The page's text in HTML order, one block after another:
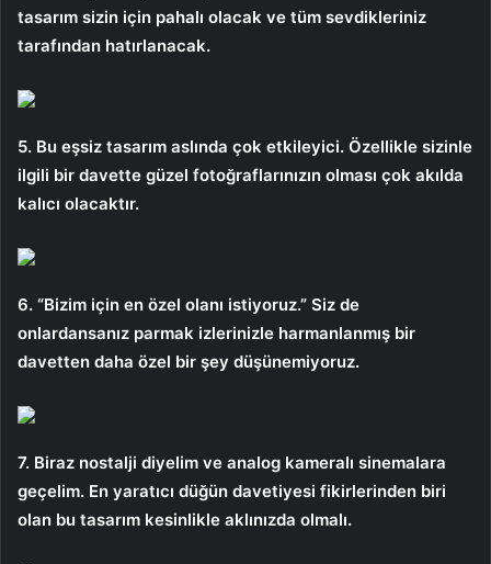
tasarım sizin için pahalı olacak ve tüm sevdikleriniz
tarafından hatırlanacak.
5. Bu eşsiz tasarım aslında çok etkileyici. Özellikle sizinle
ilgili bir davette güzel fotoğraflarınızın olması çok akılda
kalıcı olacaktır.
6. “Bizim için en özel olanı istiyoruz.” Siz de
onlardansanız parmak izlerinizle harmanlanmış bir
davetten daha özel bir şey düşünemiyoruz.
7. Biraz nostalji diyelim ve analog kameralı sinemalara
geçelim. En yaratıcı düğün davetiyesi fikirlerinden biri
olan bu tasarım kesinlikle aklınızda olmalı.